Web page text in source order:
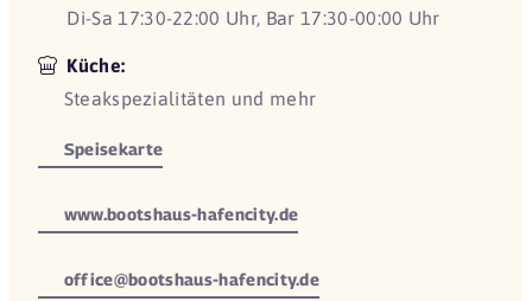
Di-Sa 17:30-22:00 Uhr, Bar 17:30-00:00 Uhr
Küche:
Steakspezialitäten und mehr
Speisekarte
www.bootshaus-hafencity.de
office@bootshaus-hafencity.de